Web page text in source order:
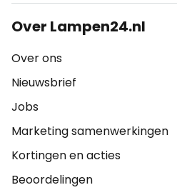
Over Lampen24.nl
Over ons
Nieuwsbrief
Jobs
Marketing samenwerkingen
Kortingen en acties
Beoordelingen